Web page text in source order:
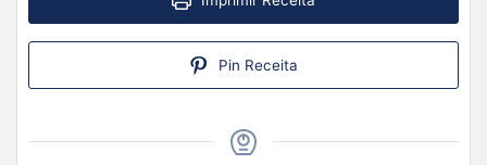
Pin Receita